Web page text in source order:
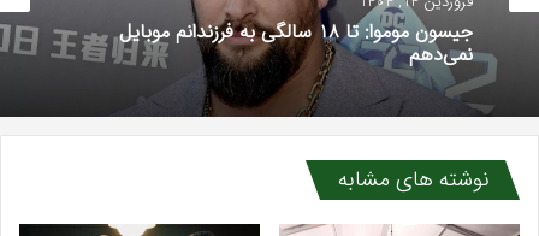
جیسون موموا: تا ۱۸ سالگی به فرزندانم موبایل
نمی‌دهم
اخبار مشاهیر
فروردین 9, 1404
آخرین تحولات سریال چشم چران عمارت
نوشته های مشابه